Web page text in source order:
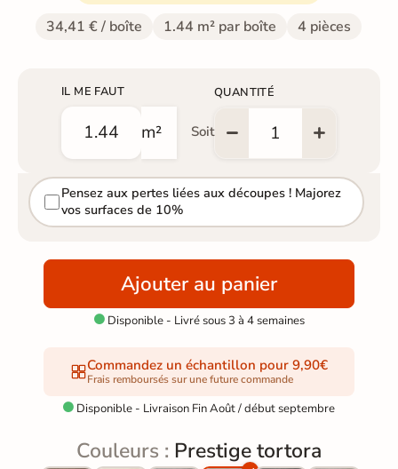
34,41 € / boîte 1.44 m² par boîte 4 pièces
IL ME FAUT
m² Soit
QUANTITÉ
Pensez aux pertes liées aux découpes ! Majorez
vos surfaces de 10%
Ajouter au panier
Disponible - Livré sous 3 à 4 semaines
Commandez un échantillon pour 9,90€
Frais remboursés sur une future commande
 Disponible - Livraison Fin Août / début septembre
Couleurs : Prestige tortora